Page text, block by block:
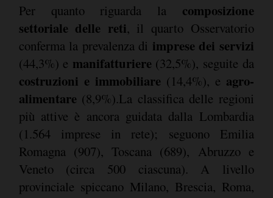
Per quanto riguarda la composizione
settoriale delle reti, il quarto Osservatorio
conferma la prevalenza di imprese dei servizi
(44,3%) e manifatturiere (32,5%), seguite da
costruzioni e immobiliare (14,4%), e agro-
alimentare (8,9%).La classifica delle regioni
più attive è ancora guidata dalla Lombardia
(1.564 imprese in rete); seguono Emilia
Romagna (907), Toscana (689), Abruzzo e
Veneto (circa 500 ciascuna). A livello
provinciale spiccano Milano, Brescia, Roma,